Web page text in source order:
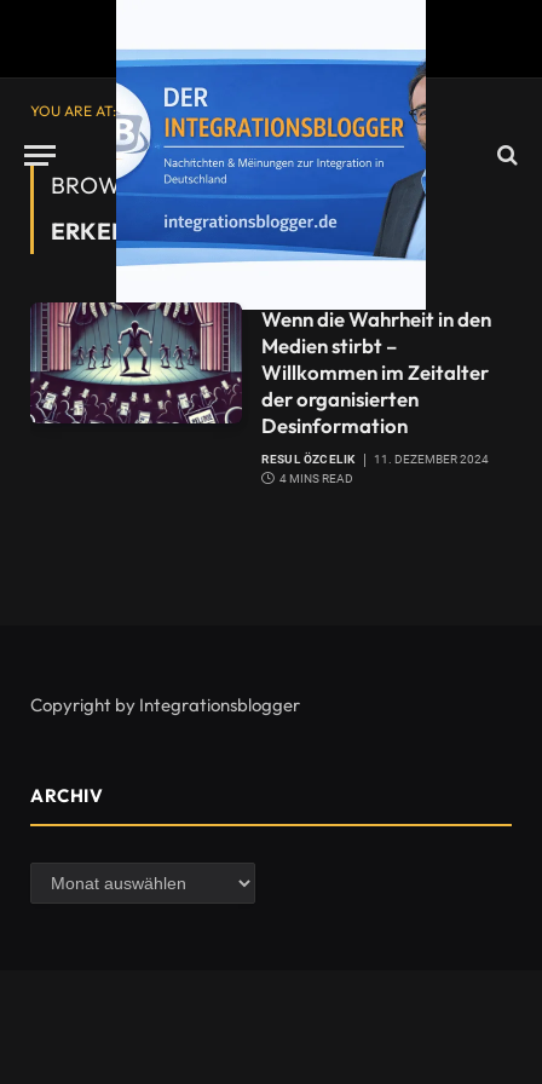
YOU ARE AT: Startseite»
BROWSING:DESINFORMATION
ERKENNEN
Wenn die Wahrheit in den
Medien stirbt –
Willkommen im Zeitalter
der organisierten
Desinformation
RESUL ÖZCELIK
11. DEZEMBER 2024
4 MINS READ
Copyright by Integrationsblogger
ARCHIV
Archiv